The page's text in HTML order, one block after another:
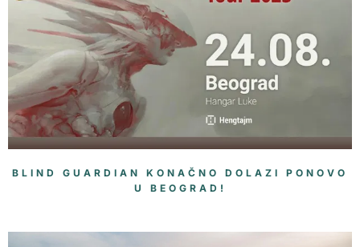
BLIND GUARDIAN KONAČNO DOLAZI PONOVO
U BEOGRAD!